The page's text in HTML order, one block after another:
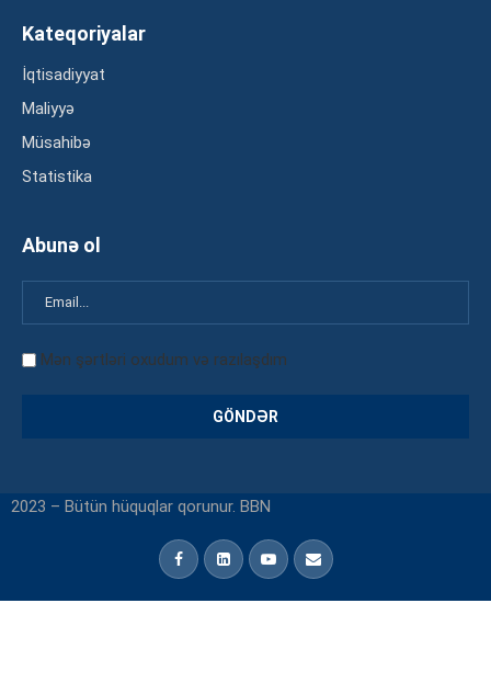
Kateqoriyalar
İqtisadiyyat
Maliyyə
Müsahibə
Statistika
Abunə ol
Mən şərtləri oxudum və razılaşdım
2023 – Bütün hüquqlar qorunur. BBN